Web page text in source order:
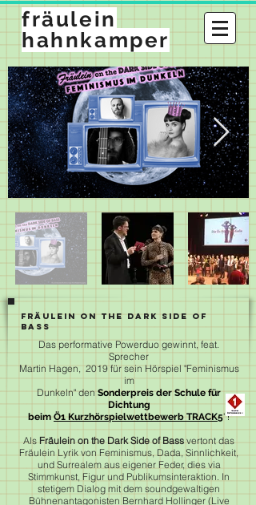
fräulein
hahnkamper
Fräulein on the Dark Side of
Bass
Das performative Powerduo gewinnt, feat.
Sprecher
Martin Hagen, 2019 für sein Hörspiel "Feminismus
im
Dunkeln" den Sonderpreis der Schule für
Dichtung
beim Ö1 Kurzhörspielwettbewerb TRACK5' !
Als Fräulein on the Dark Side of Bass vertont das
Fräulein Lyrik von Feminismus, Dada, Sinnlichkeit,
und Surrealem aus eigener Feder, dies via
Stimmkunst, Figur und Publikumsinteraktion. In
stetigem Dialog mit dem soundgewaltigen
Bühnenantagonisten Bernhard Hollinger (Live